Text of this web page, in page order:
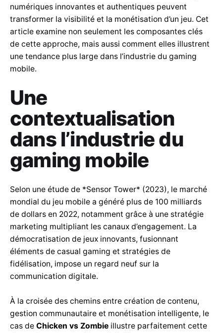
numériques innovantes et authentiques peuvent
transformer la visibilité et la monétisation d’un jeu. Cet
article examine non seulement les composantes clés
de cette approche, mais aussi comment elles illustrent
une tendance plus large dans l’industrie du gaming
mobile.
Une
contextualisation
dans l’industrie du
gaming mobile
Selon une étude de *Sensor Tower* (2023), le marché
mondial du jeu mobile a généré plus de 100 milliards
de dollars en 2022, notamment grâce à une stratégie
marketing multipliant les canaux d’engagement. La
démocratisation de jeux innovants, fusionnant
éléments de casual gaming et stratégies de
fidélisation, impose un regard neuf sur la
communication digitale.
À la croisée des chemins entre création de contenu,
gestion communautaire et monétisation intelligente, le
cas de Chicken vs Zombie illustre parfaitement cette